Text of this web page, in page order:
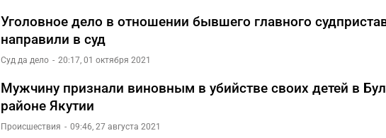
Уголовное дело в отношении бывшего главного
направили в суд
Суд да дело 20:17, 01 октября 2021
Мужчину признали виновным в убийстве своих детей в
районе Якутии
Происшествия 09:46, 27 августа 2021